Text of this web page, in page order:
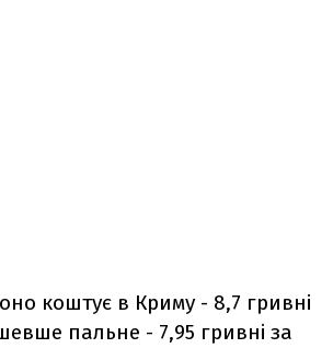
коштує в Криму - 8,7 гривні
пальне - 7,95 гривні за